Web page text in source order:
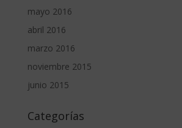
mayo 2016
abril 2016
marzo 2016
noviembre 2015
junio 2015
Categorías